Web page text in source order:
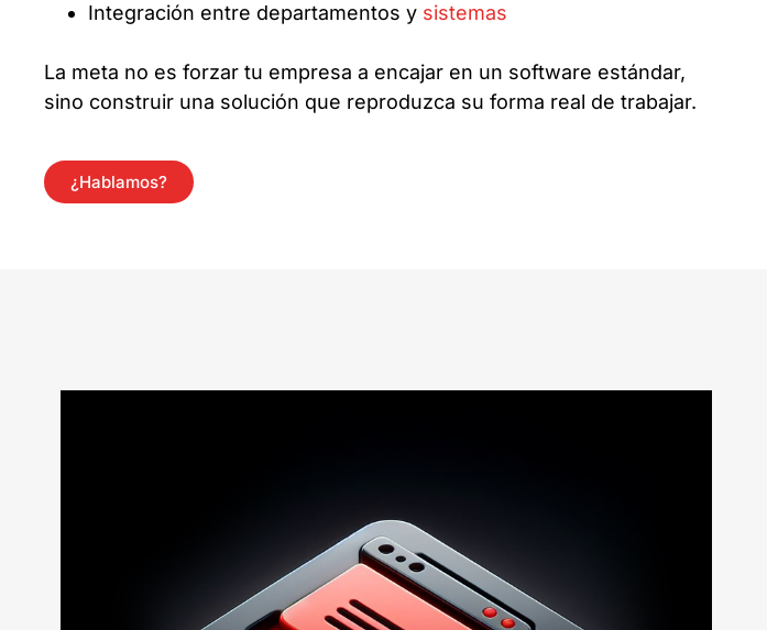
Integración entre departamentos y sistemas
La meta no es forzar tu empresa a encajar en un software estándar,
sino construir una solución que reproduzca su forma real de trabajar.
¿Hablamos?